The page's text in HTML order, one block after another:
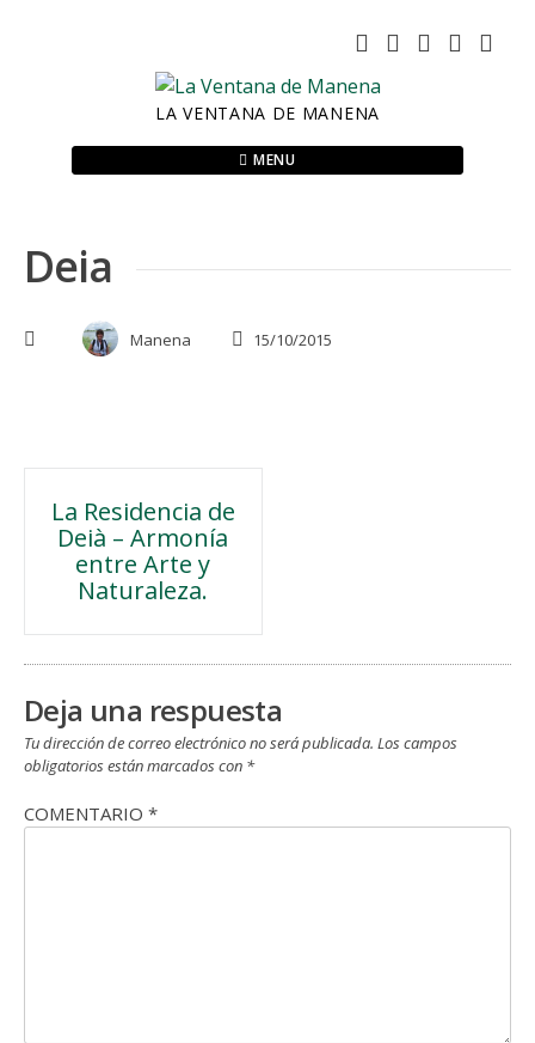
LA VENTANA DE MANENA
MENU
Deia
Manena 15/10/2015
Navegación
de
entradas
La Residencia de
Deià – Armonía
entre Arte y
Naturaleza.
Deja una respuesta
Tu dirección de correo electrónico no será publicada. Los campos
obligatorios están marcados con *
COMENTARIO *